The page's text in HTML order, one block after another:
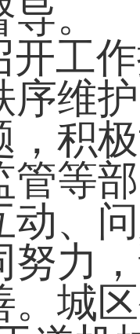
。
开工
序维
，积
管等
动、
努力
。城